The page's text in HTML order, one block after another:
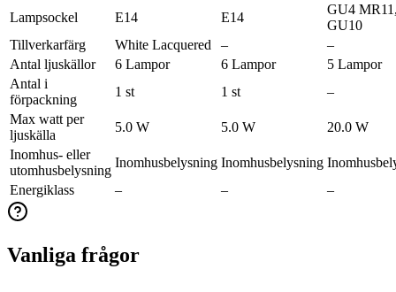
Lampsockel
E14 E14
GU4
GU10
Tillverkarfärg
White Lacquered –
–
Antal ljuskällor
6 Lampor 6 Lampor
5 Lampor
Antal i
förpackning
1 st 1 st
–
Max watt per
ljuskälla
5.0 W 5.0 W
20.0 W
Inomhus- eller
utomhusbelysning
Inomhusbelysning Inomhusbelysning
Energiklass
– – –
Vanliga frågor